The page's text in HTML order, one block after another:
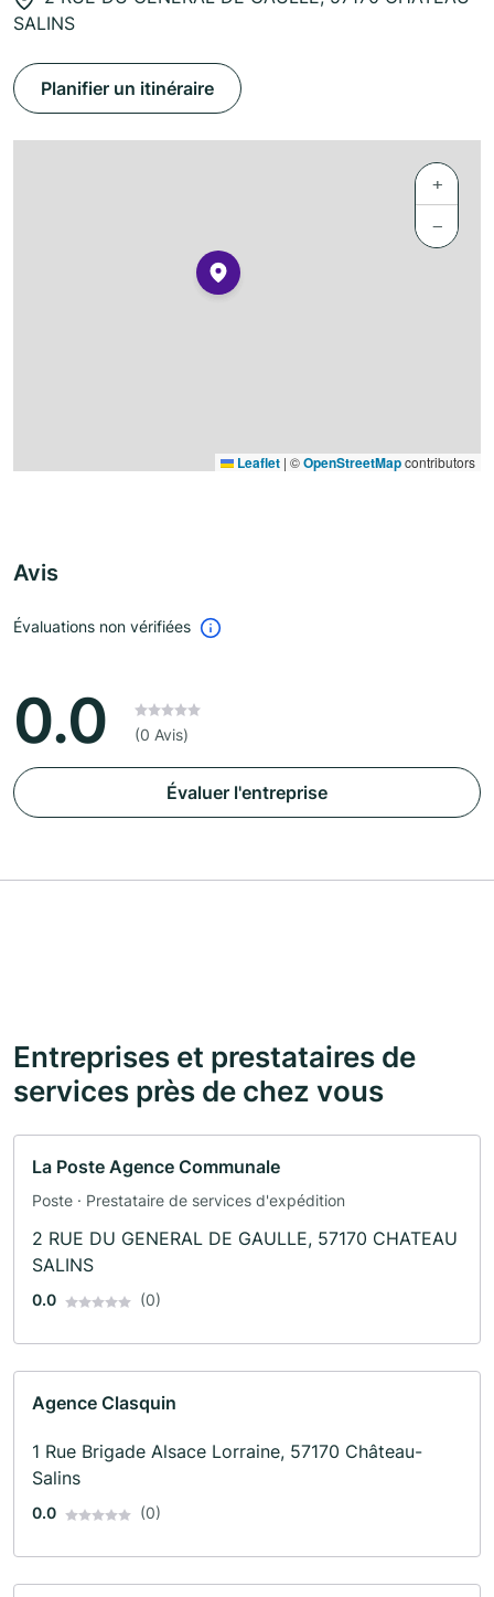
SALINS
Planifier un itinéraire
+
−
Leaflet | ©OpenStreetMapcontributors
Avis
Évaluations non vérifiées
0.0 (0 Avis)
Évaluer l'entreprise
Entreprises et prestataires de
services près de chez vous
La Poste Agence Communale
Poste · Prestataire de services d'expédition
2 RUE DU GENERAL DE GAULLE, 57170 CHATEAU
SALINS
0.0 (0)
Agence Clasquin
1 Rue Brigade Alsace Lorraine, 57170 Château-
Salins
0.0 (0)